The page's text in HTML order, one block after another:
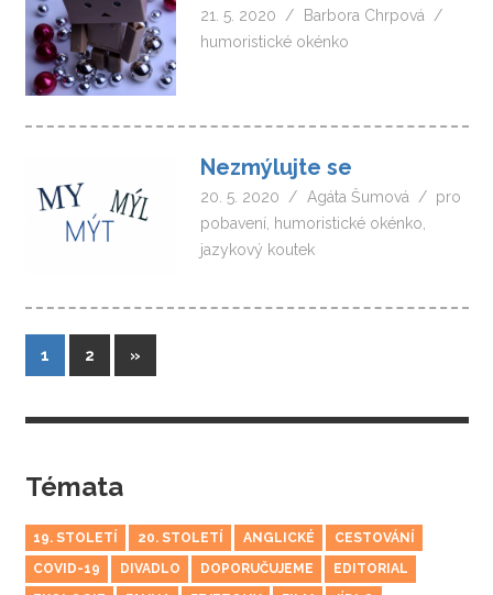
21. 5. 2020
Barbora Chrpová
humoristické okénko
Nezmýlujte se
20. 5. 2020 Agáta Šumová
pro
pobavení humoristické okénko
jazykový koutek
Stránkování
1 2
Další
příspěvky
»
Témata
19. STOLETÍ 20. STOLETÍ ANGLICKÉ CESTOVÁNÍ
COVID-19 DIVADLO DOPORUČUJEME EDITORIAL